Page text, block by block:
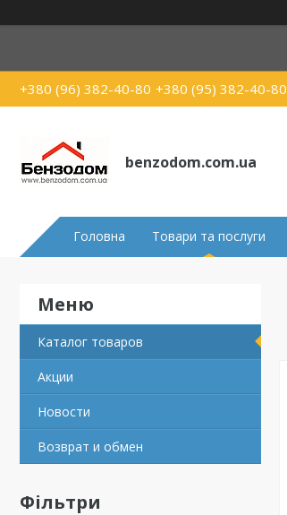
+380 (96) 382-40-80 +380 (95) 382-40-80
benzodom.com.ua
Головна Товари та послуги
Каталог товаров
Акции
Новости
Возврат и обмен
Фільтри